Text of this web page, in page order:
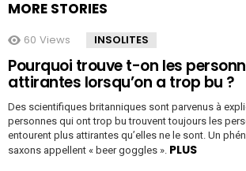
MORE STORIES
60 Views INSOLITES
Pourquoi trouve t-on les
attirantes lorsqu’on a trop bu ?
Des scientifiques britanniques sont parvenus à
personnes qui ont trop bu trouvent toujours les
entourent plus attirantes qu’elles ne le sont. Un
saxons appellent « beer goggles ». PLUS